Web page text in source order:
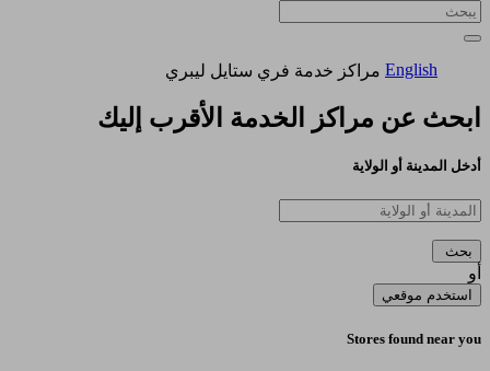
English مراكز خدمة فري ستايل ليبري
ابحث عن مراكز الخدمة الأقرب إليك​
أدخل المدينة أو الولاية
بحث ​
أو
استخدم موقعي
Stores found near you